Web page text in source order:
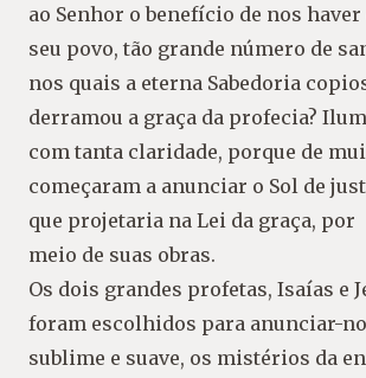
ao Senhor o benefício de nos
seu povo, tão grande número de
nos quais a eterna Sabedoria
derramou a graça da profecia?
com tanta claridade, porque de
começaram a anunciar o Sol de
que projetaria na Lei da graça, por
meio de suas obras.
Os dois grandes profetas, Isaías e
foram escolhidos para anunciar-
sublime e suave, os mistérios da